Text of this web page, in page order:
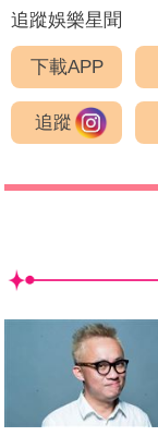
追蹤娛樂星聞
下載APP
追蹤